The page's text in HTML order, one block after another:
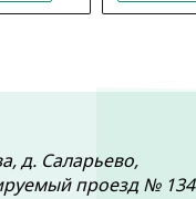
д. Саларьево,
проезд № 134